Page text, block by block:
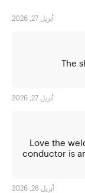
أبريل 27, 2026
The
أبريل 27, 2026
Love the
conductor is
أبريل 26, 2026